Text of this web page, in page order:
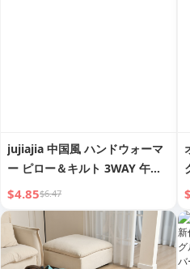
jujiajia 中国風 ハンドウォーマ
ー ピロー＆キルト 3WAY 午後
の昼寝ピロー オフィスブランケ
ット 年末年始ギフト
$4.85$6.47